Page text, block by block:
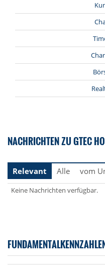
NACHRICHTEN ZU GTEC
Relevant
Alle vom
Keine Nachrichten verfügbar.